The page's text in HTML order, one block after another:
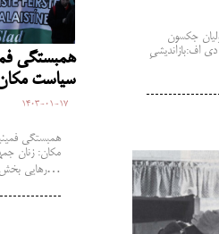
جولیان جکسون
اف:بازاندیشیِ
همبستگی
سیاست
1403-01-17
همبستگی
مکان: زنان
رهایی بخش در فلسطین…